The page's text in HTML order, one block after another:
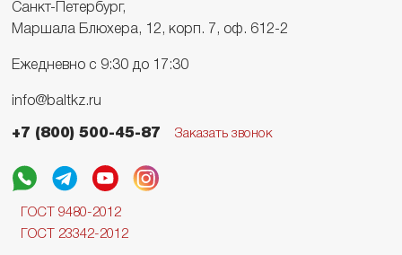
Санкт-Петербург,
Маршала Блюхера, 12, корп. 7, оф. 612-2
Ежедневно с 9:30 до 17:30
info@baltkz.ru
+7 (800) 500-45-87 Заказать звонок
ГОСТ 9480-2012
ГОСТ 23342-2012